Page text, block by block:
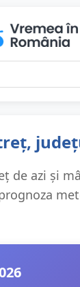
de azi și